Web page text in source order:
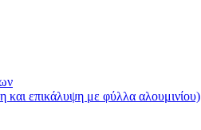
επικάλυψη με φύλλα αλουμινίου)